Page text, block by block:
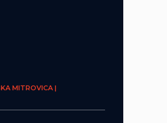
MITROVICA |